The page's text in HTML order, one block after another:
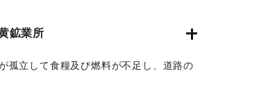
鉱業所
孤立して食糧及び燃料が不足し、道路の